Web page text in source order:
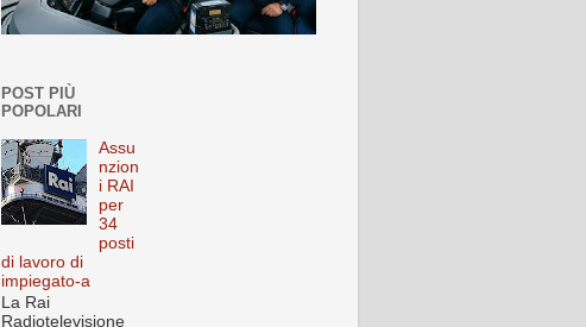
POST PIÙ
POPOLARI
Assu
nzion
i RAI
per
34
posti
di lavoro di
impiegato-a
La Rai
Radiotelevisione